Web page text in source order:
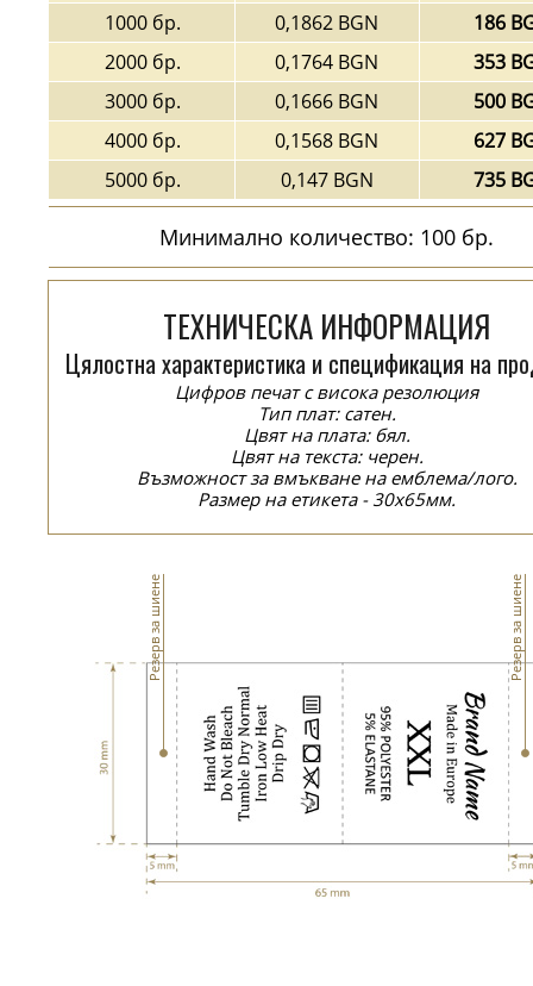
1000 бр.
0,1862 BGN
186
2000 бр.
0,1764 BGN
353
3000 бр.
0,1666 BGN
500
4000 бр.
0,1568 BGN
627
5000 бр.
0,147 BGN 735
Минимално количество: 100 бр.
ТЕХНИЧЕСКА ИНФОРМАЦИЯ
Цялостна характеристика и спецификация на
Цифров печат с висока резолюция
Тип плат: сатен.
Цвят на плата: бял.
Цвят на текста: черен.
Възможност за вмъкване на емблема/лого.
Размер на етикета - 30x65мм.
Резерв за шиене Резерв за шиене